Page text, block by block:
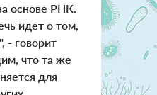
основе РНК.
идет о том,
- говорит
что та же
для